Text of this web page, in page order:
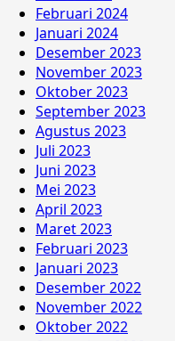
Februari 2024
Januari 2024
Desember 2023
November 2023
Oktober 2023
September 2023
Agustus 2023
Juli 2023
Juni 2023
Mei 2023
April 2023
Maret 2023
Februari 2023
Januari 2023
Desember 2022
November 2022
Oktober 2022